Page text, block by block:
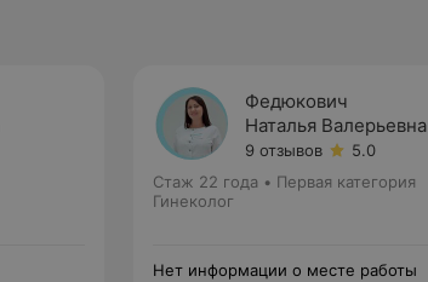
Федюкович
Наталья Валерьевна
9 отзывов
5.0
Стаж 22 года • Первая категория
Гинеколог
Нет информации о месте работы